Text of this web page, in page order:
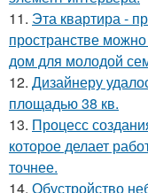
11. Эта квартира -
пространстве
дом для молодой
12. Дизайнеру
площадью 38 кв.
13. Процесс
которое делает
точнее.
14. Обустройство